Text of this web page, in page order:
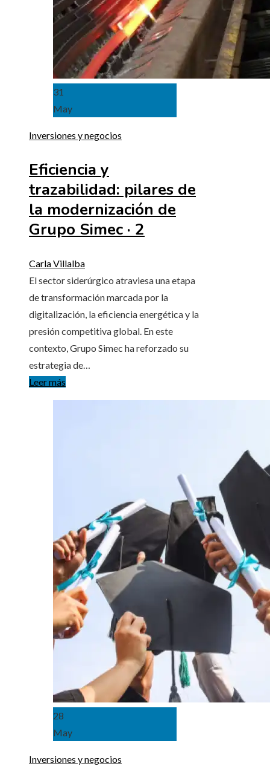
31
May
Inversiones y negocios
Eficiencia y
trazabilidad: pilares de
la modernización de
Grupo Simec · 2
Carla Villalba
El sector siderúrgico atraviesa una etapa
de transformación marcada por la
digitalización, la eficiencia energética y la
presión competitiva global. En este
contexto, Grupo Simec ha reforzado su
estrategia de…
Leer más
28
May
Inversiones y negocios